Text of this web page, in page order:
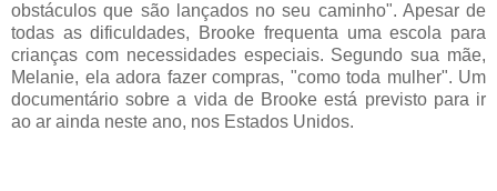
obstáculos que são lançados no seu caminho". Apesar de
todas as dificuldades, Brooke frequenta uma escola para
crianças com necessidades especiais. Segundo sua mãe,
Melanie, ela adora fazer compras, "como toda mulher". Um
documentário sobre a vida de Brooke está previsto para ir
ao ar ainda neste ano, nos Estados Unidos.